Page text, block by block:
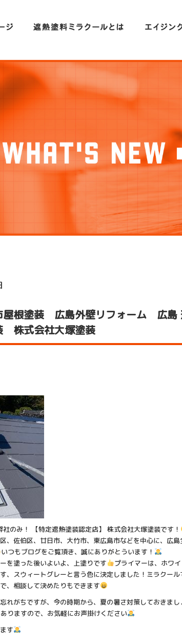
根塗装 広島外壁リフォーム 広島
株式会社大塚塗装
社のみ！ 【特定遮熱塗装認定店】 株式会社大塚塗装です！
、佐伯区、廿日市、大竹市、東広島市などを中心に、広
いつもブログをご覧頂き、誠にありがとういます！
を塗った後いよいよ、上塗りです
プライマーは、ホワ
、スウィートグレーと言う色に決定しました！ミラクー
、相談して決めたりもできます
れがちですが、今の時期から、夏の暑さ対策しておきまし
りますので、お気軽にお声掛けください
す